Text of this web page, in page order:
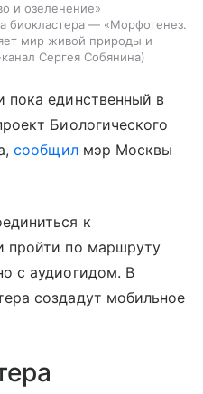
и озеленение»
биокластера — «Морфогенез.
мир живой природы и
Сергея Собянина
единственный в
Биологического
сообщилмэр Москвы
к
пройти по маршруту
с аудиогидом. В
создадут мобильное